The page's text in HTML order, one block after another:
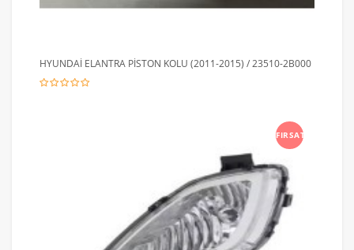
HYUNDAİ ELANTRA PİSTON KOLU (2011-2015) / 23510-2B000
FIRSAT